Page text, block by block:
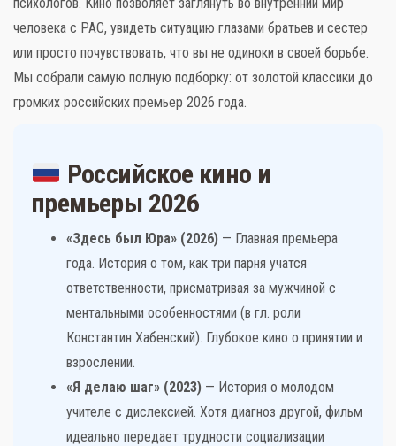
Детское видео
Карта
человека с РАС, увидеть ситуацию глазами братьев и сестер
или просто почувствовать, что вы не одиноки в своей борьбе.
Мы собрали самую полную подборку: от золотой классики до
громких российских премьер 2026 года.
Российское кино и
премьеры 2026
«Здесь был Юра» (2026) — Главная премьера
года. История о том, как три парня учатся
ответственности, присматривая за мужчиной с
ментальными особенностями (в гл. роли
Константин Хабенский). Глубокое кино о принятии и
взрослении.
«Я делаю шаг» (2023) — История о молодом
учителе с дислексией. Хотя диагноз другой, фильм
идеально передает трудности социализации